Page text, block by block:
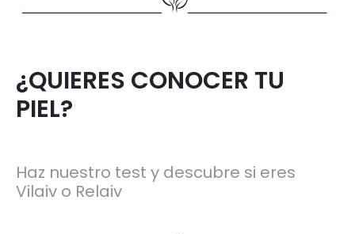
¿QUIERES CONOCER TU
PIEL?
Haz nuestro test y descubre si eres
Vilaiv o Relaiv